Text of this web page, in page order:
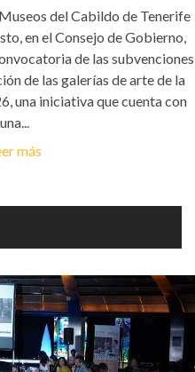
del Cabildo de Tenerife
en el Consejo de Gobierno,
de las subvenciones
de las galerías de arte de la
una iniciativa que cuenta con
una...
más